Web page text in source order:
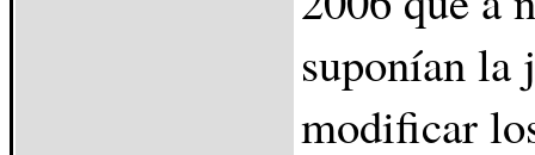
suponían la
modificar